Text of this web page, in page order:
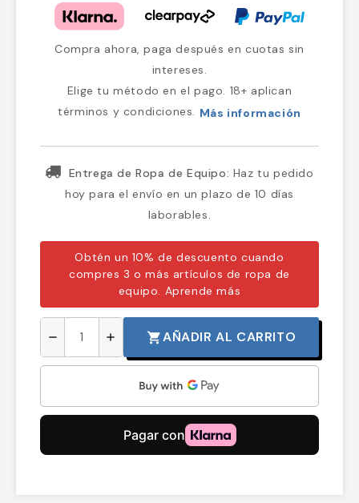
Compra ahora, paga después en cuotas sin
intereses.
Elige tu método en el pago. 18+ aplican
términos y condiciones. Más información
Entrega de Ropa de Equipo: Haz tu pedido
hoy para el envío en un plazo de 10 días
laborables.
Obtén un 10% de descuento cuando
compres 3 o más artículos de ropa de
equipo. Aprende más
remove add shopping_cartAÑADIR AL CARRITO